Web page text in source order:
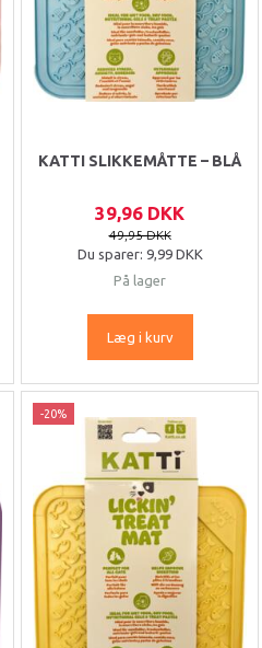
KATTI SLIKKEMÅTTE – BLÅ
39,96 DKK
49,95 DKK
Du sparer: 9,99 DKK
På lager
Læg i kurv
-20%